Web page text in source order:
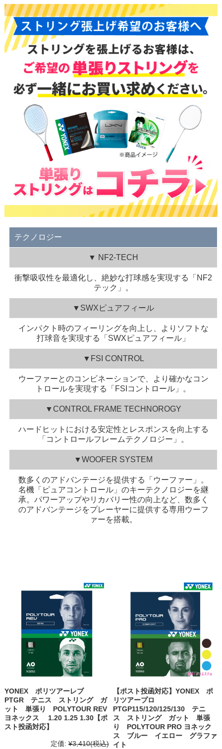
テクノロジー
▼ NF2-TECH
衝撃吸収性を最適化し、絶妙な打球感を実現する「NF2
テック」。
▼SWXピュアフィール
インパクト時のフィーリングを向上し、よりソフトな
打球音を実現する「SWXピュアフィール」
▼FSI CONTROL
ウーファーとのコンビネーションで、より確かなコン
トロールを実現する「FSIコントロール」。
▼CONTROL FRAME TECHNOROGY
ハードヒットにおける安定性とレスポンスを向上する
「コントロールフレームテクノロジー」。
▼WOOFER SYSTEM
数多くのアドバンテージを提供する「ウーファー」。
名機「ピュアコントロール」のキーテクノロジーを継
承。パワーアップやリカバリー性の向上など、数多く
のアドバンテージをプレーヤーに提供する専用ウーフ
ァーを搭載。
YONEX ポリツアーレブ
PTGR テニス ストリング ガ
ット 単張り POLYTOUR REV
ヨネックス 1.20 1.25 1.30【ポ
スト投函対応】
定価: ¥3,410(税込)
【ポスト投函対応】YONEX ポ
リツアープロ
PTGP115/120/125/130 テニ
ス ストリング ガット 単張
り POLYTOUR PRO ヨネック
ス ブルー イエロー グラファ
イト